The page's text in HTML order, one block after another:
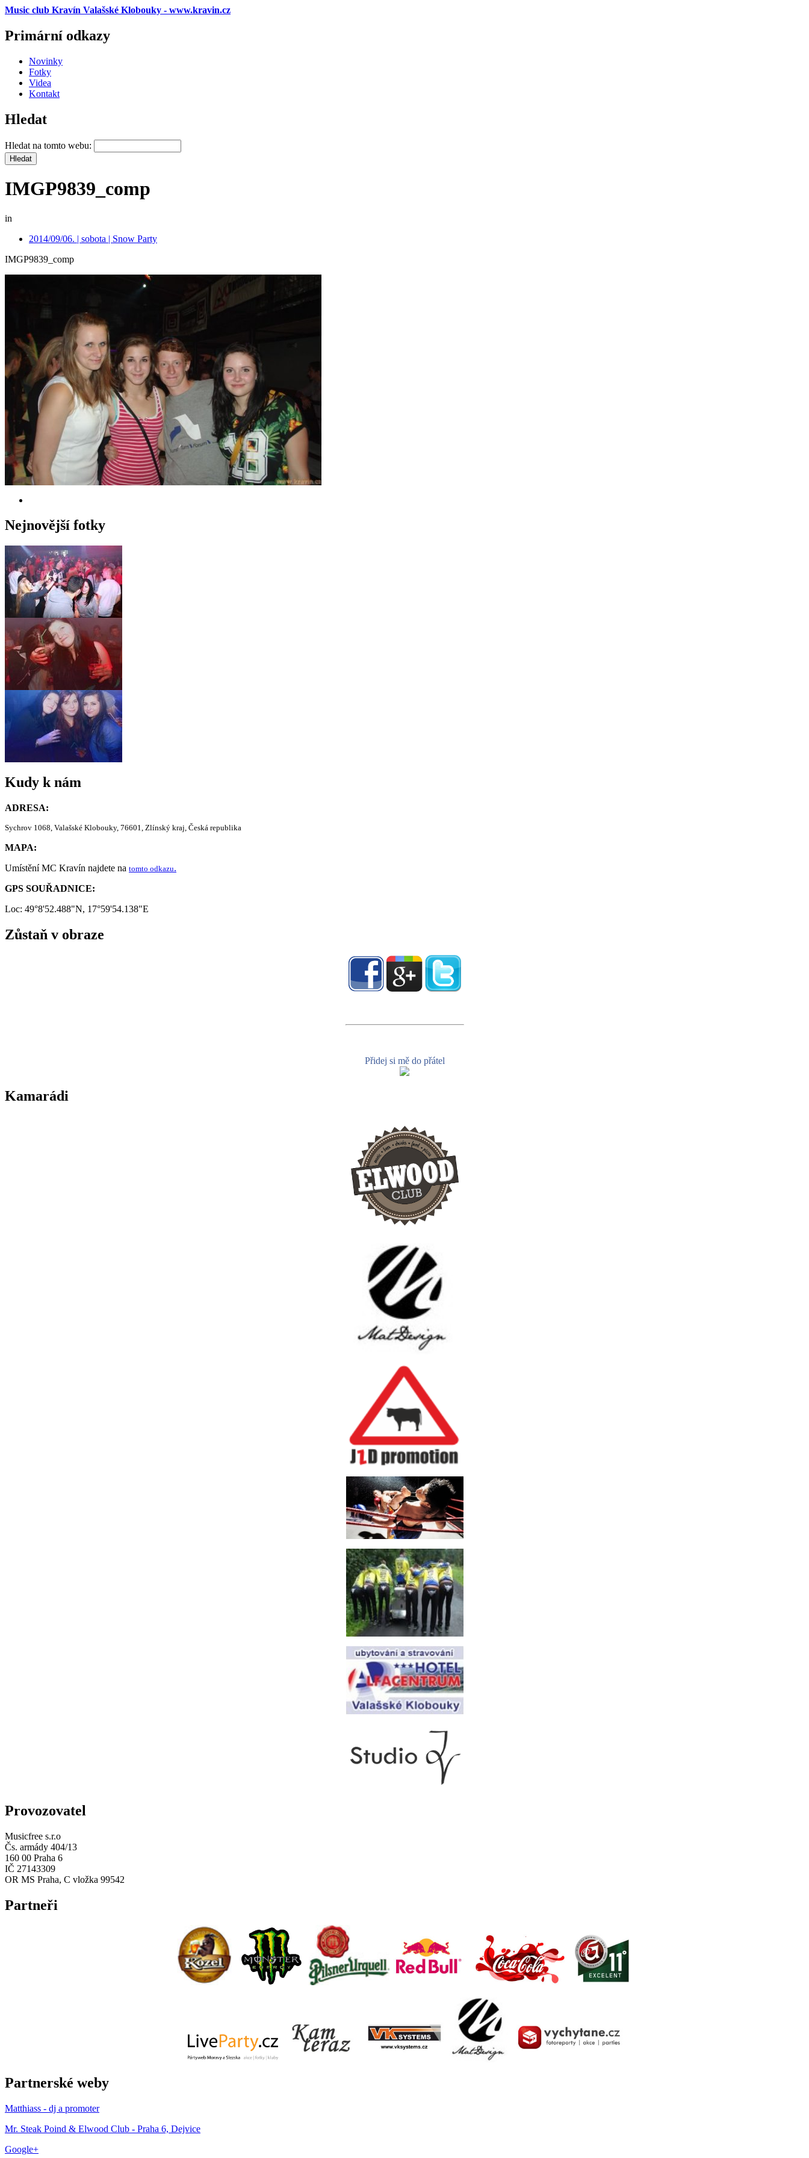
Music club Kravín Valašské Klobouky - www.kravin.cz
Primární odkazy
Novinky
Fotky
Videa
Kontakt
Hledat
Hledat na tomto webu:
IMGP9839_comp
in
2014/09/06. | sobota | Snow Party
IMGP9839_comp
Nejnovější fotky
Kudy k nám
ADRESA:
Sychrov 1068, Valašské Klobouky, 76601, Zlínský kraj, Česká republika
MAPA:
Umístění MC Kravín najdete na tomto odkazu.
GPS SOUŘADNICE:
Loc: 49°8'52.488"N, 17°59'54.138"E
Zůstaň v obraze
Přidej si mě do přátel
Kamarádi
Provozovatel
Musicfree s.r.o
Čs. armády 404/13
160 00 Praha 6
IČ 27143309
OR MS Praha, C vložka 99542
Partneři
Partnerské weby
Matthiass - dj a promoter
Mr. Steak Poind & Elwood Club - Praha 6, Dejvice
Google+